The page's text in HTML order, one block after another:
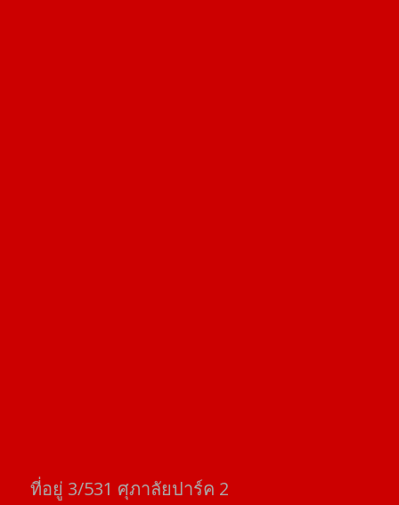
ที่อยู่​ 3/531​ ศุภาลัยปาร์ค​ 2